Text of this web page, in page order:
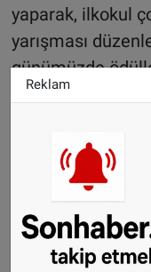
yaparak, ilkokul
yarışması
günümüzde
Demir,
şimdiki ve
bir şekilde
mutluluk
Etkinlik Bilgileri
Tarih:2 Haziran
Reklam